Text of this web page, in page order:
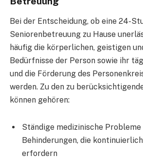
Bei der Entscheidung, ob eine 24-
Seniorenbetreuung zu Hause
häufig die körperlichen, geistigen
Bedürfnisse der Person sowie ihr
und die Förderung des
werden. Zu den zu
können gehören:
Ständige medizinische Probleme
Behinderungen, die
erfordern